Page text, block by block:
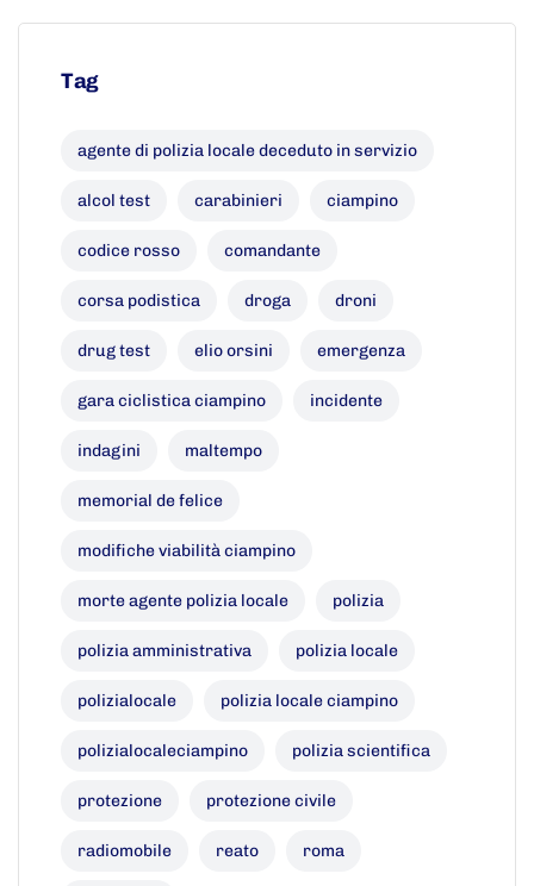
Tag
agente di polizia locale deceduto in servizio
alcol test carabinieri ciampino
codice rosso comandante
corsa podistica droga droni
drug test elio orsini emergenza
gara ciclistica ciampino incidente
indagini maltempo
memorial de felice
modifiche viabilità ciampino
morte agente polizia locale polizia
polizia amministrativa polizia locale
polizialocale polizia locale ciampino
polizialocaleciampino polizia scientifica
protezione protezione civile
radiomobile reato roma